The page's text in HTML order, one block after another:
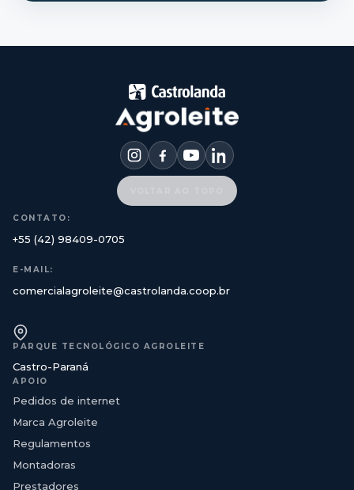
CONTATO:
+55 (42) 98409-0705
E-MAIL:
comercialagroleite@castrolanda.coop.br
PARQUE TECNOLÓGICO AGROLEITE
Castro-Paraná
APOIO
Pedidos de internet
Marca Agroleite
Regulamentos
Montadoras
Prestadores